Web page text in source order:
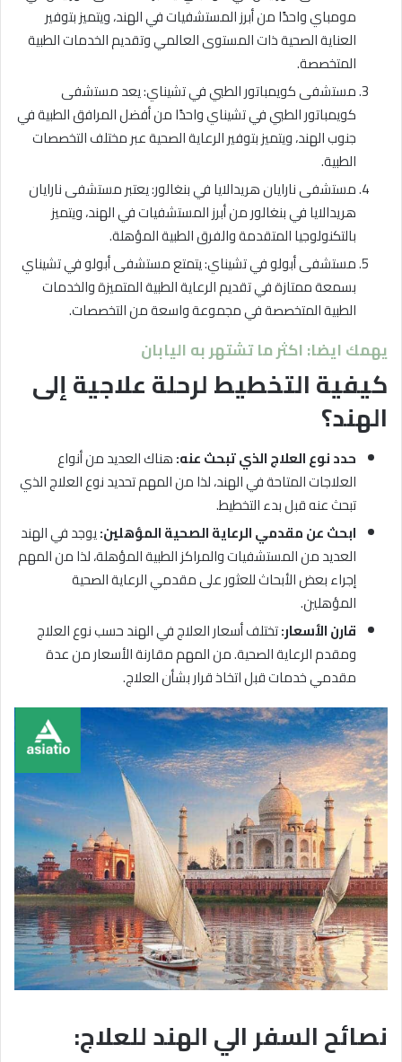
مومباي واحدًا من أبرز المستشفيات في الهند، ويتميز بتوفير
العناية الصحية ذات المستوى العالمي وتقديم الخدمات الطبية
المتخصصة.
مستشفى كويمباتور الطبي في تشيناي: يعد مستشفى
كويمباتور الطبي في تشيناي واحدًا من أفضل المرافق الطبية في
جنوب الهند، ويتميز بتوفير الرعاية الصحية عبر مختلف التخصصات
الطبية.
مستشفى نارايان هريدالايا في بنغالور: يعتبر مستشفى نارايان
هريدالايا في بنغالور من أبرز المستشفيات في الهند، ويتميز
بالتكنولوجيا المتقدمة والفرق الطبية المؤهلة.
مستشفى أبولو في تشيناي: يتمتع مستشفى أبولو في تشيناي
بسمعة ممتازة في تقديم الرعاية الطبية المتميزة والخدمات
الطبية المتخصصة في مجموعة واسعة من التخصصات.
يهمك ايضا: اكثر ما تشتهر به اليابان
كيفية التخطيط لرحلة علاجية إلى
الهند؟
حدد نوع العلاج الذي تبحث عنه:هناك العديد من أنواع
العلاجات المتاحة في الهند، لذا من المهم تحديد نوع العلاج الذي
تبحث عنه قبل بدء التخطيط.
ابحث عن مقدمي الرعاية الصحية المؤهلين:يوجد في الهند
العديد من المستشفيات والمراكز الطبية المؤهلة، لذا من المهم
إجراء بعض الأبحاث للعثور على مقدمي الرعاية الصحية
المؤهلين.
قارن الأسعار:تختلف أسعار العلاج في الهند حسب نوع العلاج
ومقدم الرعاية الصحية. من المهم مقارنة الأسعار من عدة
مقدمي خدمات قبل اتخاذ قرار بشأن العلاج.
نصائح السفر الي الهند للعلاج: